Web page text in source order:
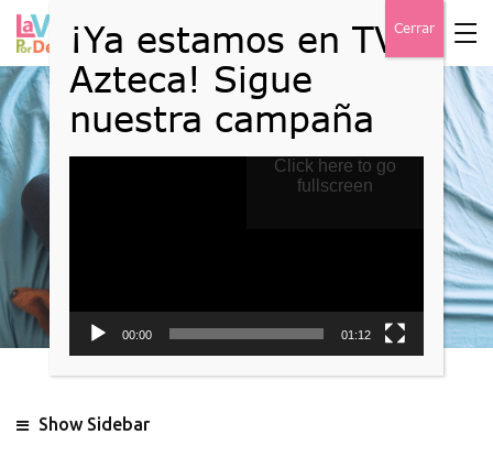
Show Sidebar
00:00 01:12
Click here to go
fullscreen